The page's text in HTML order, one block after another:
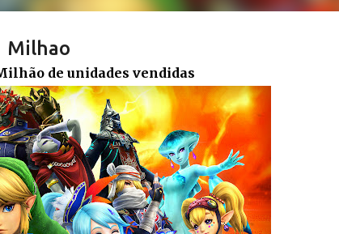
Milhao
de unidades vendidas